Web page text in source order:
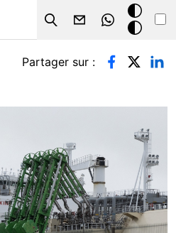
Search
Mode
sombre
Partager sur :